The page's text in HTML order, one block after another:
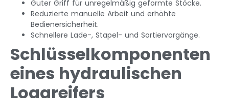
Guter Griff für unregelmäßig geformte Stöcke.
Reduzierte manuelle Arbeit und erhöhte
Bedienersicherheit.
Schnellere Lade-, Stapel- und Sortiervorgänge.
Schlüsselkomponenten
eines hydraulischen
Loggreifers